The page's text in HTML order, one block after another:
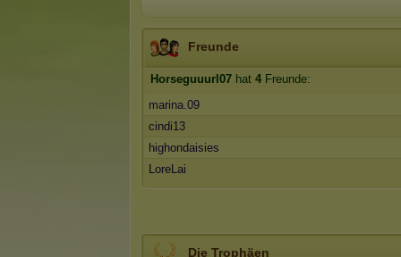
Freunde
Horseguuurl07 hat 4 Freunde:
marina.09
cindi13
highondaisies
LoreLai
Die Trophäen